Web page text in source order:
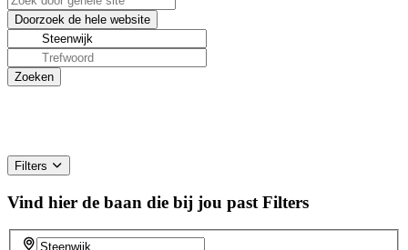
Filters
Vind hier de baan die bij jou past Filters